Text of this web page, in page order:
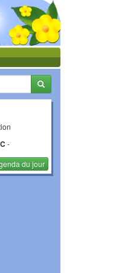
C-
du jour